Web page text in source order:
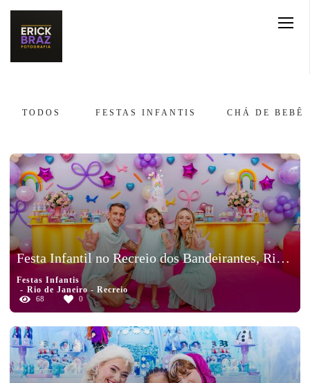
TODOS FESTAS INFANTIS CHÁ DE BEBÊ
Festa Infantil no Recreio dos Bandeirantes, Rio de Janeiro | Aniversário de 4 anos da Liz
Festas Infantis
Rio de Janeiro - Recreio
68 0